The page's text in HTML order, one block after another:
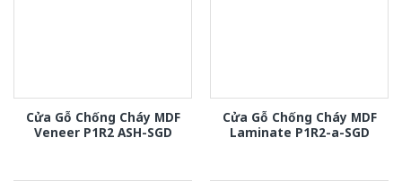
Cửa Gỗ Chống Cháy MDF
Veneer P1R2 ASH-SGD
Cửa Gỗ Chống Cháy MDF
Laminate P1R2-a-SGD